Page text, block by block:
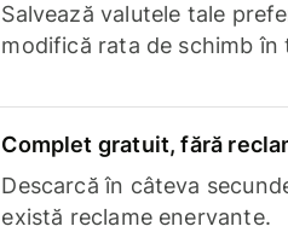
Salvează valutele tale
modifică rata de schimb în
Complet gratuit, fără
Descarcă în câteva
există reclame enervante.